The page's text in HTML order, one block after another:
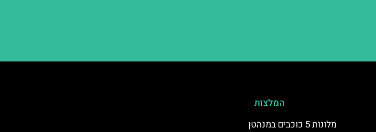
המלצות
מלונות 5 כוכבים במנהטן